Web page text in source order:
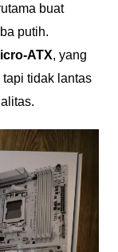
buat
putih.
ATX, yang
tidak lantas